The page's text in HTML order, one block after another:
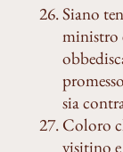
Siano
ministro
sia
Coloro
visitino